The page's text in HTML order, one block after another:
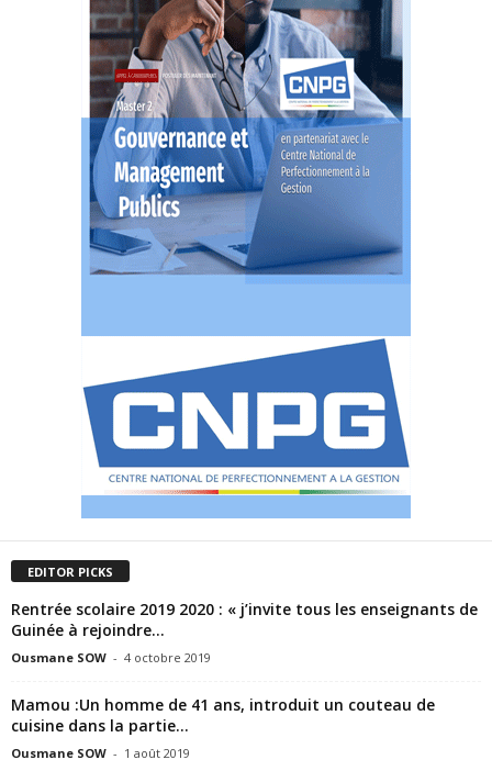
EDITOR PICKS
Rentrée scolaire 2019 2020 : « j’invite tous les enseignants de
Guinée à rejoindre...
Ousmane SOW - 4 octobre 2019
Mamou :Un homme de 41 ans, introduit un couteau de
cuisine dans la partie...
Ousmane SOW - 1 août 2019